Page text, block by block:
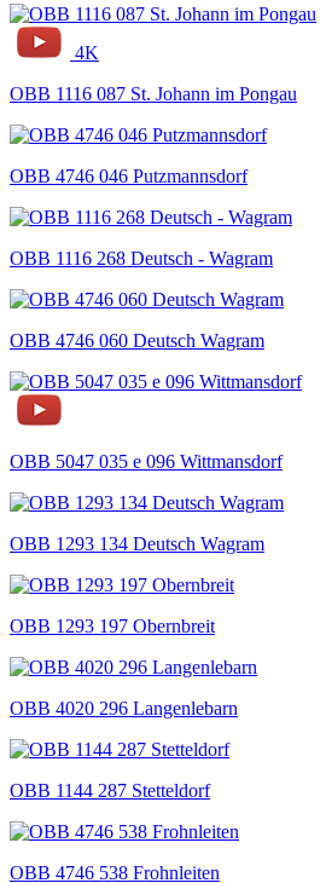
4K
OBB 1116 087 St. Johann im Pongau
OBB 4746 046 Putzmannsdorf
OBB 1116 268 Deutsch - Wagram
OBB 4746 060 Deutsch Wagram
OBB 5047 035 e 096 Wittmansdorf
OBB 1293 134 Deutsch Wagram
OBB 1293 197 Obernbreit
OBB 4020 296 Langenlebarn
OBB 1144 287 Stetteldorf
OBB 4746 538 Frohnleiten